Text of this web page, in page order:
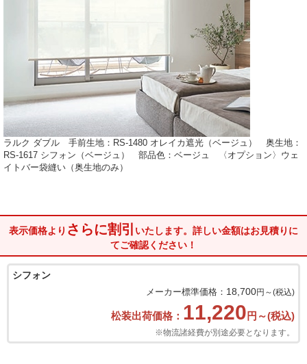
ラルク ダブル 手前生地：RS-1480 オレイカ遮光（ベージュ） 奥生地：
RS-1617 シフォン（ベージュ） 部品色：ベージュ 〈オプション〉ウェ
イトバー袋縫い（奥生地のみ）
表示価格より さらに割引 いたします。 詳しい金額はお見積りに
てご確認ください！
シフォン
メーカー標準価格： 18,700円～(税込)
松装出荷価格： 11,220 円～(税込)
※物流諸経費が別途必要となります。